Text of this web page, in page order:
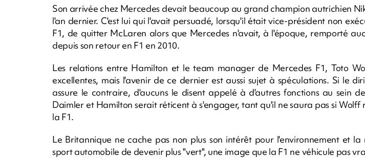
Son arrivée chez Mercedes devait beaucoup au grand champion autrichien
l'an dernier. C'est lui qui l'avait persuadé, lorsqu'il était vice-président non
F1, de quitter McLaren alors que Mercedes n'avait, à l'époque, remporté
depuis son retour en F1 en 2010.
Les relations entre Hamilton et le team manager de Mercedes F1, Toto
excellentes, mais l'avenir de ce dernier est aussi sujet à spéculations. Si le
assure le contraire, d'aucuns le disent appelé à d'autres fonctions au sein
Daimler et Hamilton serait réticent à s'engager, tant qu'il ne saura pas si Wolff
la F1.
Le Britannique ne cache pas non plus son intérêt pour l'environnement et la
sport automobile de devenir plus "vert", une image que la F1 ne véhicule pas